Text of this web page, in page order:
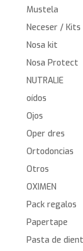
Mustela
Neceser / Kits
Nosa kit
Nosa Protect
NUTRALIE
oídos
Ojos
Oper dres
Ortodoncias
Otros
OXIMEN
Pack regalos
Papertape
Pasta de